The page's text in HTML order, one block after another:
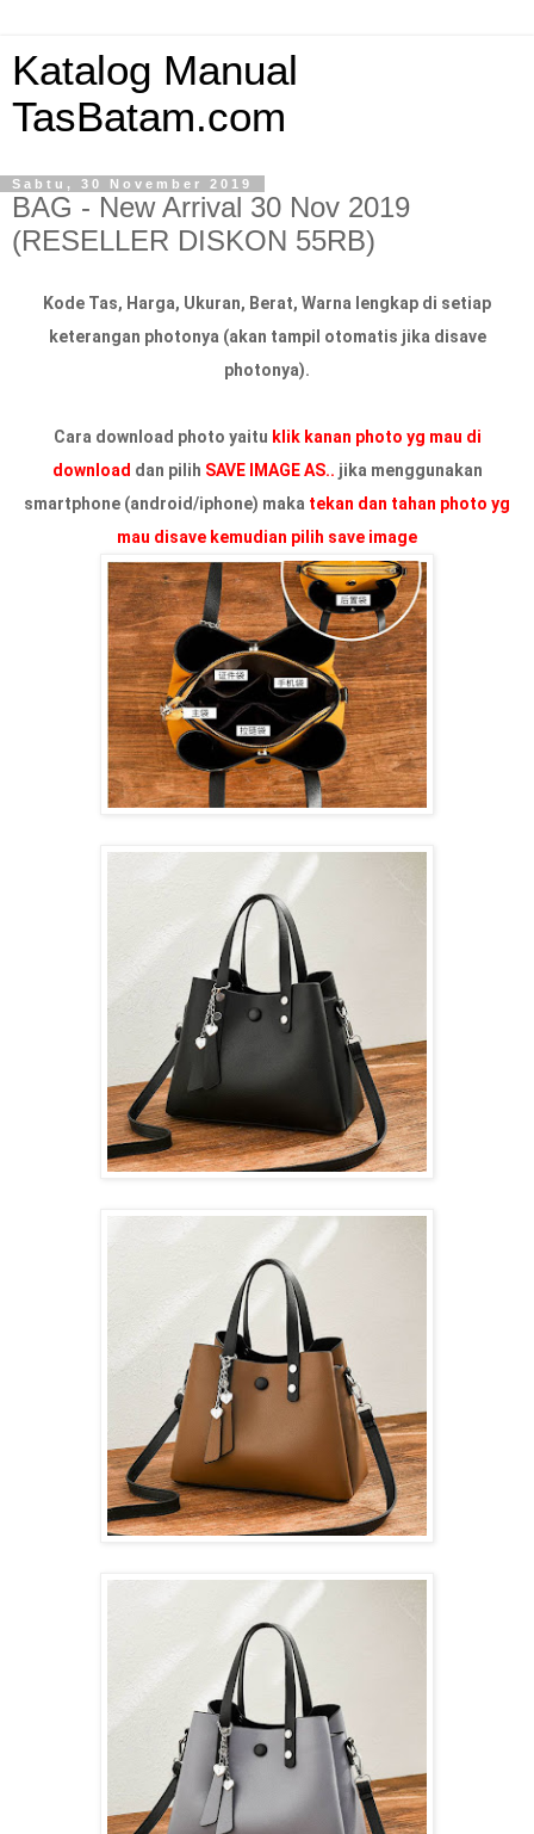
Katalog Manual
TasBatam.com
Sabtu, 30 November 2019
BAG - New Arrival 30 Nov 2019
(RESELLER DISKON 55RB)
Kode Tas, Harga, Ukuran, Berat, Warna lengkap di setiap
keterangan photonya (akan tampil otomatis jika disave
photonya).
Cara download photo yaitu klik kanan photo yg mau di
download dan pilih SAVE IMAGE AS.. jika menggunakan
smartphone (android/iphone) maka tekan dan tahan photo yg
mau disave kemudian pilih save image